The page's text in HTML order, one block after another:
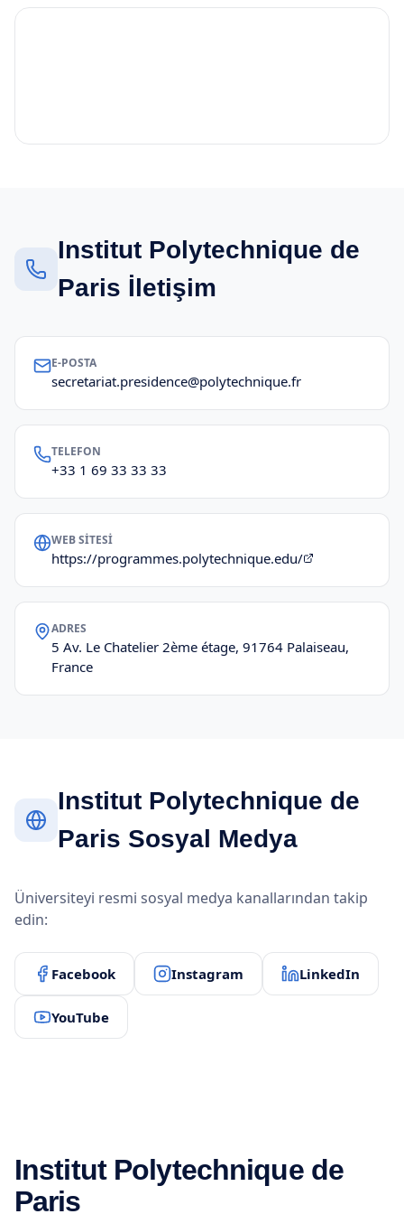
Institut Polytechnique de
Paris İletişim
E-POSTA
secretariat.presidence@polytechnique.fr
TELEFON
+33 1 69 33 33 33
WEB SITESI
https://programmes.polytechnique.edu/
ADRES
5 Av. Le Chatelier 2ème étage, 91764 Palaiseau,
France
Institut Polytechnique de
Paris Sosyal Medya
Üniversiteyi resmi sosyal medya kanallarından takip
edin:
Facebook Instagram LinkedIn
YouTube
Institut Polytechnique de
Paris